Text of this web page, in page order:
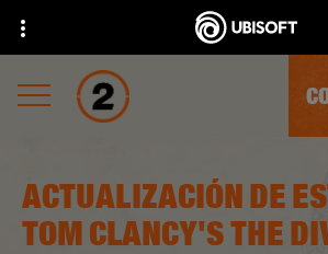
ACTUALIZACIÓN DE
TOM CLANCY'S THE